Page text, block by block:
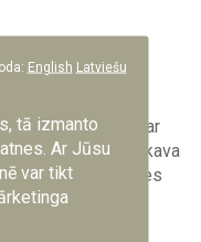
reģiona
plānošanā pēc
NATO
brīdinājušas par
savukārt Maskava
aliansi spriedzes
English Latviešu
tā izmanto
Ar Jūsu
var tikt